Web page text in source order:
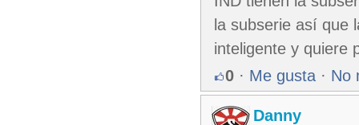
la subserie así que
inteligente y quiere
0 · Me gusta · No
Danny